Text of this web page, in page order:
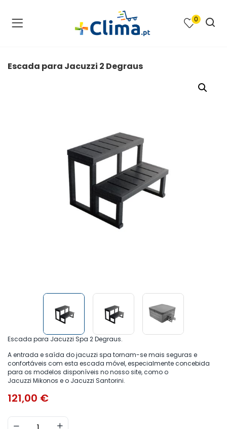
0
Escada para Jacuzzi 2 Degraus
Escada para Jacuzzi Spa 2 Degraus.
A entrada e saída do jacuzzi spa tornam-se mais seguras e
confortáveis com esta escada móvel, especialmente concebida
para os modelos disponíveis no nosso site, como o
Jacuzzi Mikonos e o Jacuzzi Santorini.
121,00 €